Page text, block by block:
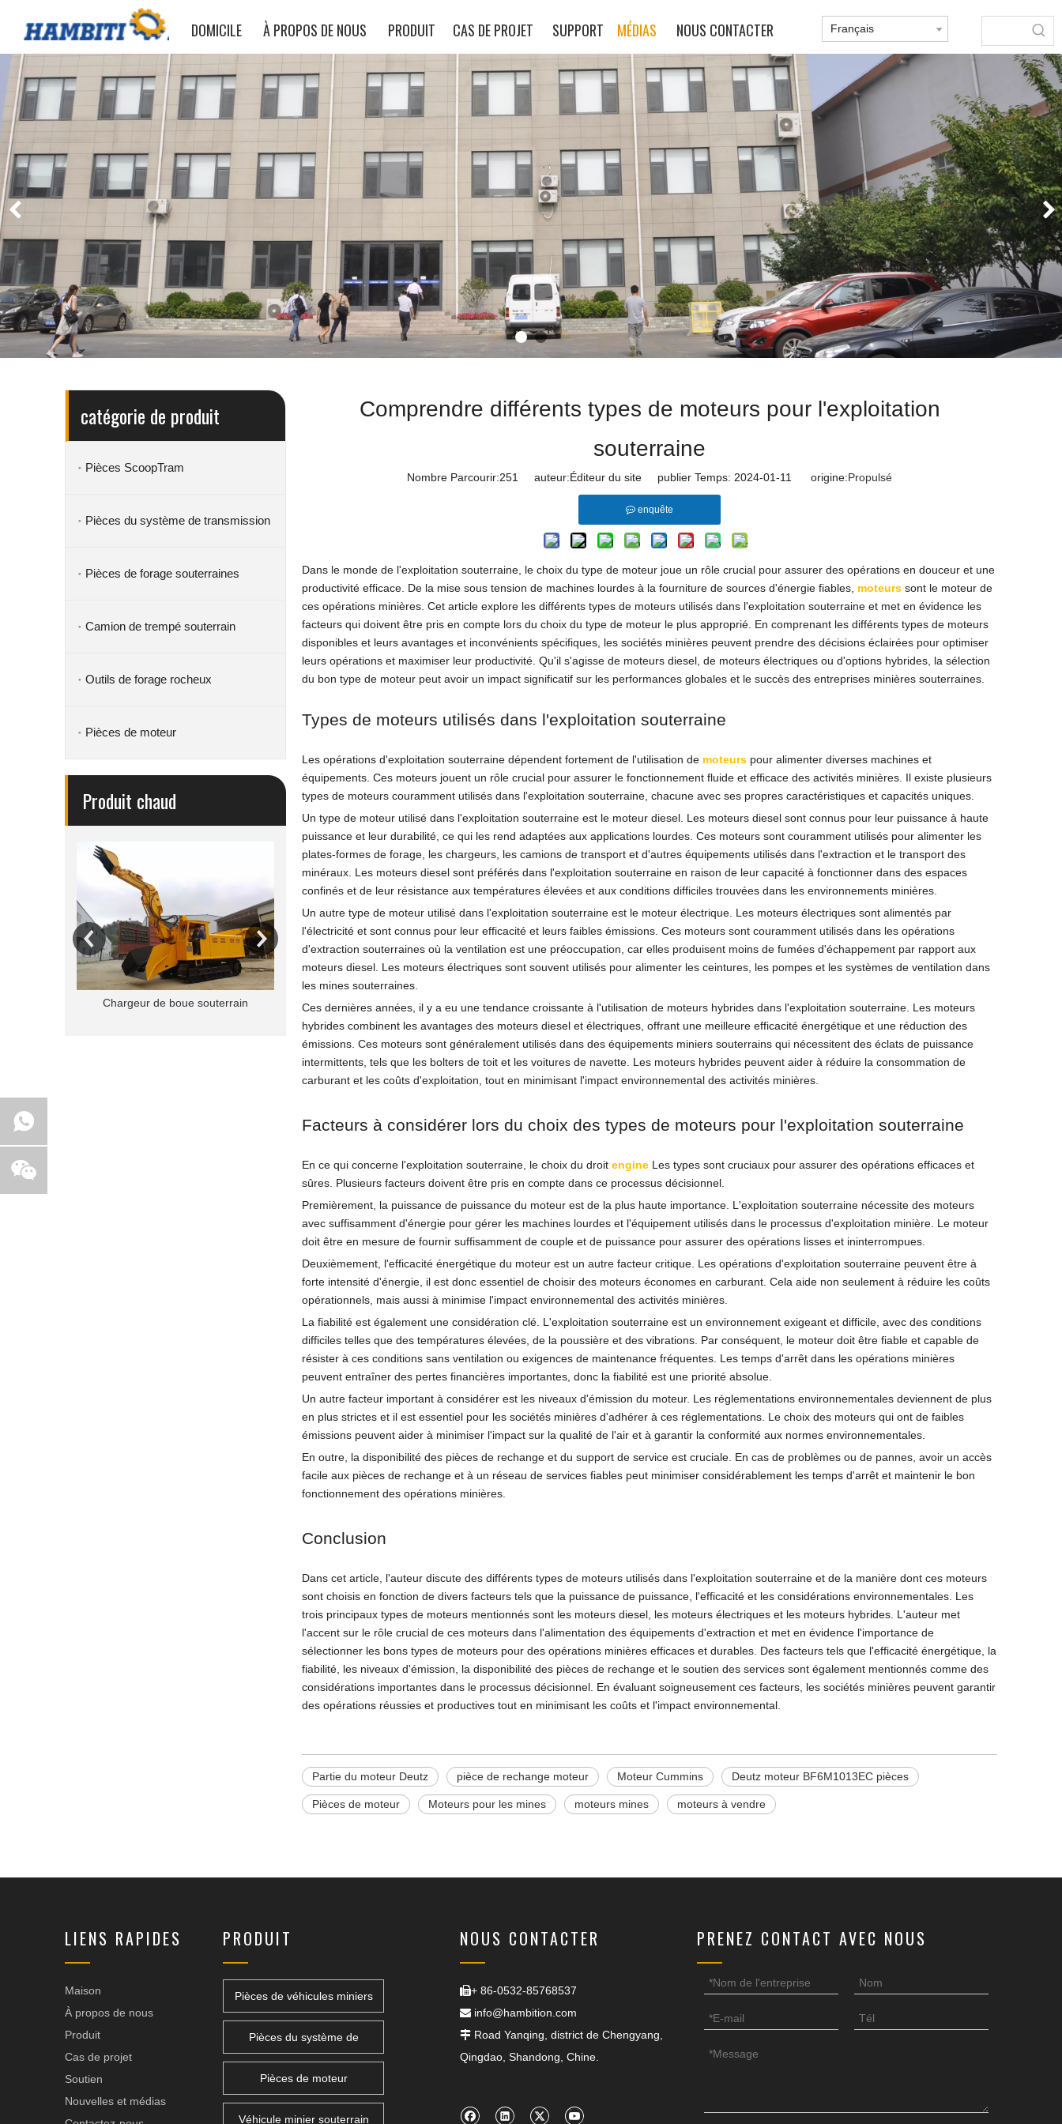
DOMICILE À PROPOS DE NOUS PRODUIT CAS DE PROJET SUPPORT MÉDIAS NOUS CONTACTER Français
catégorie de produit
Pièces ScoopTram
Pièces du système de transmission
Pièces de forage souterraines
Camion de trempé souterrain
Outils de forage rocheux
Pièces de moteur
Produit chaud
Chargeur de boue souterrain
Jambo de forage souterrain
Chargeur de scooptram souterrain
Camion de retraits souterrain
Comprendre différents types de moteurs pour l'exploitation
souterraine
Nombre Parcourir:251 auteur:Éditeur du site publier Temps: 2024-01-11 origine:Propulsé
enquête
Dans le monde de l'exploitation souterraine, le choix du type de moteur joue un rôle crucial pour assurer des opérations en douceur et une
productivité efficace. De la mise sous tension de machines lourdes à la fourniture de sources d'énergie fiables, moteurs sont le moteur de
ces opérations minières. Cet article explore les différents types de moteurs utilisés dans l'exploitation souterraine et met en évidence les
facteurs qui doivent être pris en compte lors du choix du type de moteur le plus approprié. En comprenant les différents types de moteurs
disponibles et leurs avantages et inconvénients spécifiques, les sociétés minières peuvent prendre des décisions éclairées pour optimiser
leurs opérations et maximiser leur productivité. Qu'il s'agisse de moteurs diesel, de moteurs électriques ou d'options hybrides, la sélection
du bon type de moteur peut avoir un impact significatif sur les performances globales et le succès des entreprises minières souterraines.
Types de moteurs utilisés dans l'exploitation souterraine
Les opérations d'exploitation souterraine dépendent fortement de l'utilisation de moteurs pour alimenter diverses machines et
équipements. Ces moteurs jouent un rôle crucial pour assurer le fonctionnement fluide et efficace des activités minières. Il existe plusieurs
types de moteurs couramment utilisés dans l'exploitation souterraine, chacune avec ses propres caractéristiques et capacités uniques.
Un type de moteur utilisé dans l'exploitation souterraine est le moteur diesel. Les moteurs diesel sont connus pour leur puissance à haute
puissance et leur durabilité, ce qui les rend adaptées aux applications lourdes. Ces moteurs sont couramment utilisés pour alimenter les
plates-formes de forage, les chargeurs, les camions de transport et d'autres équipements utilisés dans l'extraction et le transport des
minéraux. Les moteurs diesel sont préférés dans l'exploitation souterraine en raison de leur capacité à fonctionner dans des espaces
confinés et de leur résistance aux températures élevées et aux conditions difficiles trouvées dans les environnements minières.
Un autre type de moteur utilisé dans l'exploitation souterraine est le moteur électrique. Les moteurs électriques sont alimentés par
l'électricité et sont connus pour leur efficacité et leurs faibles émissions. Ces moteurs sont couramment utilisés dans les opérations
d'extraction souterraines où la ventilation est une préoccupation, car elles produisent moins de fumées d'échappement par rapport aux
moteurs diesel. Les moteurs électriques sont souvent utilisés pour alimenter les ceintures, les pompes et les systèmes de ventilation dans
les mines souterraines.
Ces dernières années, il y a eu une tendance croissante à l'utilisation de moteurs hybrides dans l'exploitation souterraine. Les moteurs
hybrides combinent les avantages des moteurs diesel et électriques, offrant une meilleure efficacité énergétique et une réduction des
émissions. Ces moteurs sont généralement utilisés dans des équipements miniers souterrains qui nécessitent des éclats de puissance
intermittents, tels que les bolters de toit et les voitures de navette. Les moteurs hybrides peuvent aider à réduire la consommation de
carburant et les coûts d'exploitation, tout en minimisant l'impact environnemental des activités minières.
Facteurs à considérer lors du choix des types de moteurs pour l'exploitation souterraine
En ce qui concerne l'exploitation souterraine, le choix du droit engine Les types sont cruciaux pour assurer des opérations efficaces et
sûres. Plusieurs facteurs doivent être pris en compte dans ce processus décisionnel.
Premièrement, la puissance de puissance du moteur est de la plus haute importance. L'exploitation souterraine nécessite des moteurs
avec suffisamment d'énergie pour gérer les machines lourdes et l'équipement utilisés dans le processus d'exploitation minière. Le moteur
doit être en mesure de fournir suffisamment de couple et de puissance pour assurer des opérations lisses et ininterrompues.
Deuxièmement, l'efficacité énergétique du moteur est un autre facteur critique. Les opérations d'exploitation souterraine peuvent être à
forte intensité d'énergie, il est donc essentiel de choisir des moteurs économes en carburant. Cela aide non seulement à réduire les coûts
opérationnels, mais aussi à minimise l'impact environnemental des activités minières.
La fiabilité est également une considération clé. L'exploitation souterraine est un environnement exigeant et difficile, avec des conditions
difficiles telles que des températures élevées, de la poussière et des vibrations. Par conséquent, le moteur doit être fiable et capable de
résister à ces conditions sans ventilation ou exigences de maintenance fréquentes. Les temps d'arrêt dans les opérations minières
peuvent entraîner des pertes financières importantes, donc la fiabilité est une priorité absolue.
Un autre facteur important à considérer est les niveaux d'émission du moteur. Les réglementations environnementales deviennent de plus
en plus strictes et il est essentiel pour les sociétés minières d'adhérer à ces réglementations. Le choix des moteurs qui ont de faibles
émissions peuvent aider à minimiser l'impact sur la qualité de l'air et à garantir la conformité aux normes environnementales.
En outre, la disponibilité des pièces de rechange et du support de service est cruciale. En cas de problèmes ou de pannes, avoir un accès
facile aux pièces de rechange et à un réseau de services fiables peut minimiser considérablement les temps d'arrêt et maintenir le bon
fonctionnement des opérations minières.
Conclusion
Dans cet article, l'auteur discute des différents types de moteurs utilisés dans l'exploitation souterraine et de la manière dont ces moteurs
sont choisis en fonction de divers facteurs tels que la puissance de puissance, l'efficacité et les considérations environnementales. Les
trois principaux types de moteurs mentionnés sont les moteurs diesel, les moteurs électriques et les moteurs hybrides. L'auteur met
l'accent sur le rôle crucial de ces moteurs dans l'alimentation des équipements d'extraction et met en évidence l'importance de
sélectionner les bons types de moteurs pour des opérations minières efficaces et durables. Des facteurs tels que l'efficacité énergétique, la
fiabilité, les niveaux d'émission, la disponibilité des pièces de rechange et le soutien des services sont également mentionnés comme des
considérations importantes dans le processus décisionnel. En évaluant soigneusement ces facteurs, les sociétés minières peuvent garantir
des opérations réussies et productives tout en minimisant les coûts et l'impact environnemental.
Partie du moteur Deutz pièce de rechange moteur Moteur Cummins Deutz moteur BF6M1013EC pièces
Pièces de moteur Moteurs pour les mines moteurs mines moteurs à vendre
LIENS RAPIDES
Maison
À propos de nous
Produit
Cas de projet
Soutien
Nouvelles et médias
PRODUIT
Pièces de véhicules miniers
Pièces du système de
Pièces de moteur
Véhicule minier souterrain
NOUS CONTACTER
+ 86-0532-85768537
 info@hambition.com
 Road Yanqing, district de Chengyang,
Qingdao, Shandong, Chine.
PRENEZ CONTACT AVEC NOUS